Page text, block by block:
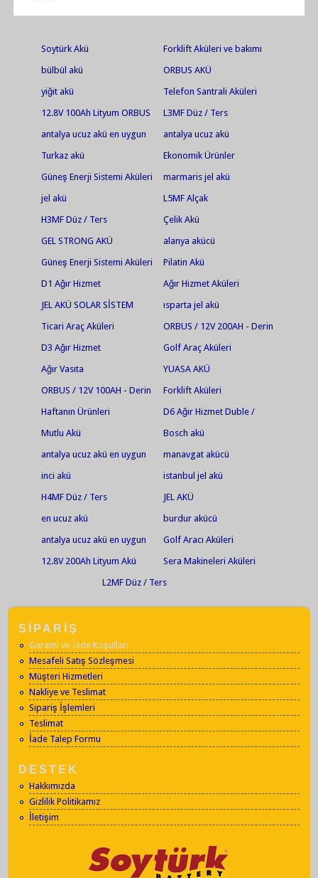
Soytürk Akü
Forklift Aküleri ve bakımı
bülbül akü
ORBUS AKÜ
yiğit akü
Telefon Santrali Aküleri
12.8V 100Ah Lityum ORBUS
L3MF Düz / Ters
antalya ucuz akü en uygun
akü jel akü en ucuz jel akü
antalya ucuz akü
Turkaz akü
Ekonomik Ürünler
Güneş Enerji Sistemi Aküleri
marmaris jel akü
jel akü
L5MF Alçak
H3MF Düz / Ters
Çelik Akü
GEL STRONG AKÜ
alanya akücü
Güneş Enerji Sistemi Aküleri
Pilatin Akü
D1 Ağır Hizmet
Ağır Hizmet Aküleri
JEL AKÜ SOLAR SİSTEM
ısparta jel akü
Ticari Araç Aküleri
ORBUS / 12V 200AH - Derin
Deşarjlı Jel Akü
D3 Ağır Hizmet
Golf Araç Aküleri
Ağır Vasıta
YUASA AKÜ
ORBUS / 12V 100AH - Derin
Deşarjlı Jel Akü
Forklift Aküleri
Haftanın Ürünleri
D6 Ağır Hizmet Duble /
Marin
Mutlu Akü
Bosch akü
antalya ucuz akü en uygun
akü jel akü en ucuz jel
akü.serik akü.alanya akü
manavgat akücü
inci akü
istanbul jel akü
H4MF Düz / Ters
JEL AKÜ
en ucuz akü
burdur akücü
antalya ucuz akü en uygun
akü jel akü en ucuz jel akü
Golf Aracı Aküleri
12.8V 200Ah Lityum Akü
Sera Makineleri Aküleri
L2MF Düz / Ters
SİPARİŞ
Garanti ve İade Koşulları
Mesafeli Satış Sözleşmesi
Müşteri Hizmetleri
Nakliye ve Teslimat
Sipariş İşlemleri
Teslimat
İade Talep Formu
DESTEK
Hakkımızda
Gizlilik Politikamız
İletişim